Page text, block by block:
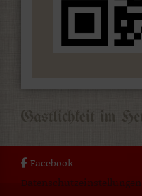
Facebook
Datenschutzeinstellungen